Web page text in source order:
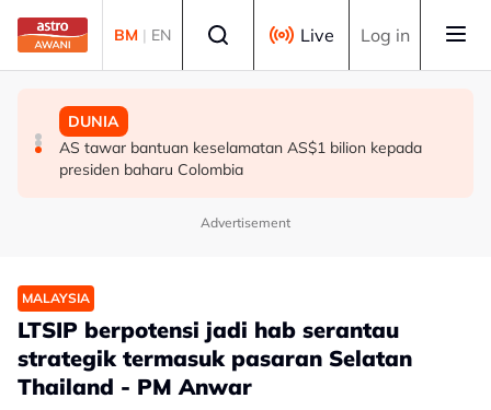
Skip to main content
BM | EN Live Log in
DUNIA
Hamas sedia teruskan pelan damai Gaza, gesa AS
tekan Israel
DUNIA
Ribuan penduduk dipindahkan akibat kebakaran hutan
besar di Kanada
DUNIA
AS tawar bantuan keselamatan AS$1 bilion kepada
presiden baharu Colombia
Advertisement
MALAYSIA
LTSIP berpotensi jadi hab serantau
strategik termasuk pasaran Selatan
Thailand - PM Anwar